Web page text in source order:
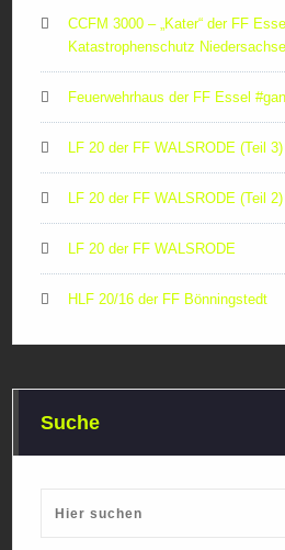
CCFM 3000 – „Kater“ der FF
Katastrophenschutz
Feuerwehrhaus der FF Essel
LF 20 der FF WALSRODE (Teil 3)
LF 20 der FF WALSRODE (Teil 2)
LF 20 der FF WALSRODE
HLF 20/16 der FF Bönningstedt
Suche